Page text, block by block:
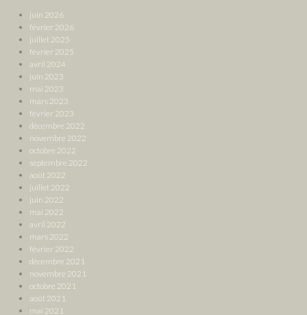
juin 2026
février 2026
juillet 2025
février 2025
avril 2024
juin 2023
mai 2023
mars 2023
février 2023
décembre 2022
novembre 2022
octobre 2022
septembre 2022
août 2022
juillet 2022
juin 2022
mai 2022
avril 2022
mars 2022
février 2022
décembre 2021
novembre 2021
octobre 2021
août 2021
mai 2021